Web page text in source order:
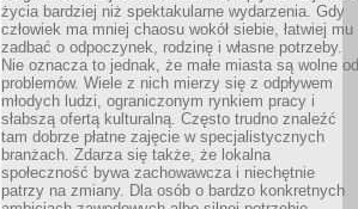
życia bardziej niż spektakularne wydarzenia. Gdy
człowiek ma mniej chaosu wokół siebie, łatwiej mu
zadbać o odpoczynek, rodzinę i własne potrzeby.
Nie oznacza to jednak, że małe miasta są wolne od
problemów. Wiele z nich mierzy się z odpływem
młodych ludzi, ograniczonym rynkiem pracy i
słabszą ofertą kulturalną. Często trudno znaleźć
tam dobrze płatne zajęcie w specjalistycznych
branżach. Zdarza się także, że lokalna
społeczność bywa zachowawcza i niechętnie
patrzy na zmiany. Dla osób o bardzo konkretnych